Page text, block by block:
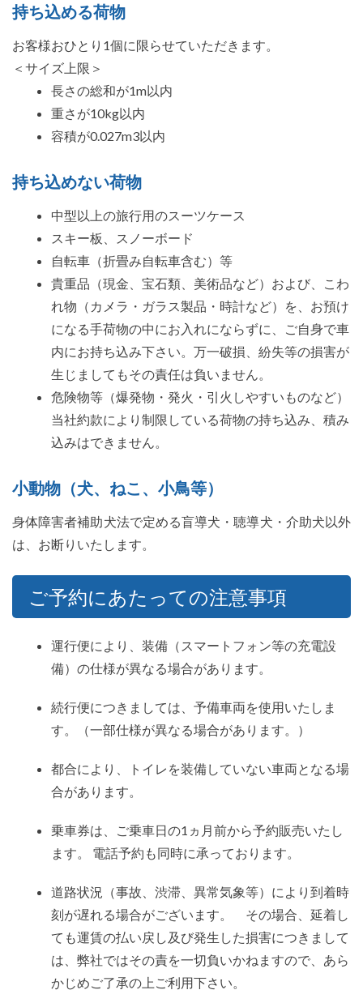
持ち込める荷物
お客様おひとり1個に限らせていただきます。
＜サイズ上限＞
長さの総和が1m以内
重さが10kg以内
容積が0.027m3以内
持ち込めない荷物
中型以上の旅行用のスーツケース
スキー板、スノーボード
自転車（折畳み自転車含む）等
貴重品（現金、宝石類、美術品など）および、こわ
れ物（カメラ・ガラス製品・時計など）を、お預け
になる手荷物の中にお入れにならずに、ご自身で車
内にお持ち込み下さい。万一破損、紛失等の損害が
生じましてもその責任は負いません。
危険物等（爆発物・発火・引火しやすいものなど）
当社約款により制限している荷物の持ち込み、積み
込みはできません。
小動物（犬、ねこ、小鳥等）
身体障害者補助犬法で定める盲導犬・聴導犬・介助犬以外
は、お断りいたします。
ご予約にあたっての注意事項
運行便により、装備（スマートフォン等の充電設
備）の仕様が異なる場合があります。
続行便につきましては、予備車両を使用いたしま
す。（一部仕様が異なる場合があります。）
都合により、トイレを装備していない車両となる場
合があります。
乗車券は、ご乗車日の1ヵ月前から予約販売いたし
ます。 電話予約も同時に承っております。
道路状況（事故、渋滞、異常気象等）により到着時
刻が遅れる場合がございます。 その場合、延着し
ても運賃の払い戻し及び発生した損害につきまして
は、弊社ではその責を一切負いかねますので、あら
かじめご了承の上ご利用下さい。